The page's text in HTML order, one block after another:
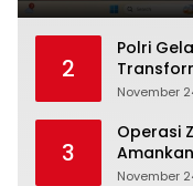
2
Polri
November
3
Operasi
November